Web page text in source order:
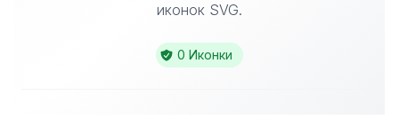
иконок SVG.
0 Иконки